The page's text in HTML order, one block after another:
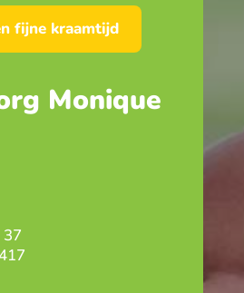
fijne kraamtijd
Monique
37